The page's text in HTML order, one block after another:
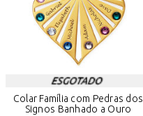
Colar Família com Pedras dos
Signos Banhado a Ouro